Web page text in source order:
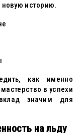
историю.
как именно
в успехи
значим для
на льду